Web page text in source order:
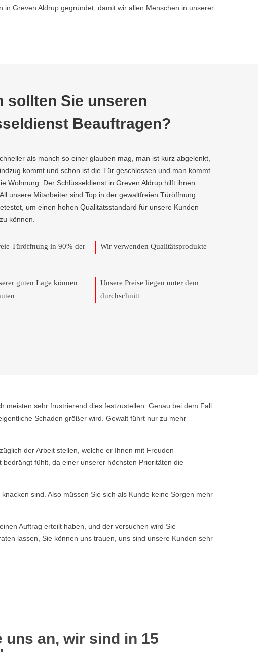
Greven Aldrup gegründet, damit wir allen Menschen in unserer
sollten Sie unseren
Beauftragen?
als manch so einer glauben mag, man ist kurz abgelenkt,
kommt und schon ist die Tür geschlossen und man kommt
Wohnung. Der Schlüsseldienst in Greven Aldrup hilft ihnen
unsere Mitarbeiter sind Top in der gewaltfreien Türöffnung
um einen hohen Qualitätsstandard für unsere Kunden
können.
Türöffnung in 90% der
Wir verwenden Qualitätsprodukte
guten Lage können
Unsere Preise liegen unter dem
durchschnitt
meisten sehr frustrierend dies festzustellen. Genau bei dem Fall
Schaden größer wird. Gewalt führt nur zu mehr
der Arbeit stellen, welche er Ihnen mit Freuden
fühlt, da einer unserer höchsten Prioritäten die
sind. Also müssen Sie sich als Kunde keine Sorgen mehr
Auftrag erteilt haben, und der versuchen wird Sie
lassen, Sie können uns trauen, uns sind unsere Kunden sehr
uns an, wir sind in 15